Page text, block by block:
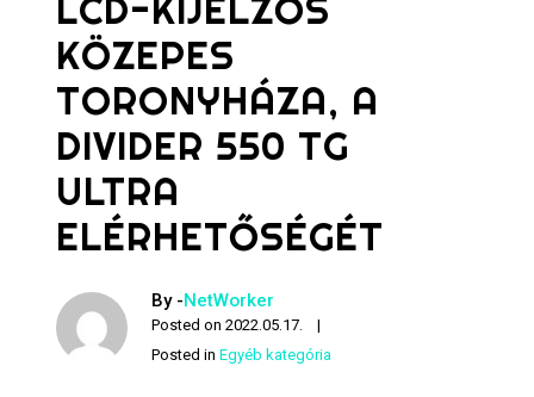
LCD-KIJELZŐS
KÖZEPES
TORONYHÁZA, A
DIVIDER 550 TG
ULTRA
ELÉRHETŐSÉGÉT
By -NetWorker
Posted on2022.05.17.
Posted inEgyéb kategória